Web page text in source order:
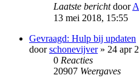
Laatste berichtdoor
13 mei 2018, 15:55
Gevraagd: Hulp bij updaten
doorschonevijver» 24 apr
0 Reacties
20907 Weergaves